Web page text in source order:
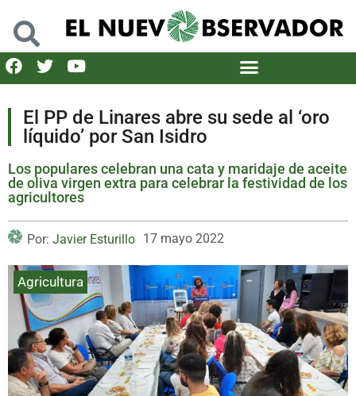
El PP de Linares abre su sede al ‘oro
líquido’ por San Isidro
Los populares celebran una cata y maridaje de aceite
de oliva virgen extra para celebrar la festividad de los
agricultores
Por: Javier Esturillo 17 mayo 2022
Agricultura